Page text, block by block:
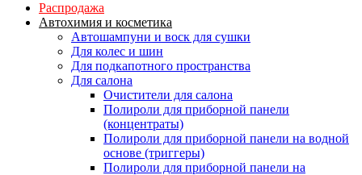
Распродажа
Автохимия и косметика
Автошампуни и воск для сушки
Для колес и шин
Для подкапотного пространства
Для салона
Очистители для салона
Полироли для приборной панели
(концентраты)
Полироли для приборной панели на водной
основе (триггеры)
Полироли для приборной панели на